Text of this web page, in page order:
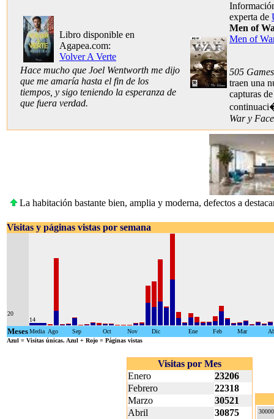
Libro disponible en
Agapea.com:
Volver A Verte
Hace mucho que Joel Wentworth me dijo
que me amaría hasta el fin de los
tiempos, y sigo teniendo la esperanza de
que fuera verdad.
experta de
Men of
Men of
505
traen una
capturas
War y
La habitación bastante bien, amplia y moderna, defectos a
Visitas y páginas vistas por semana
20
14
MesesMedia Ago Sep Oct Nov Dic Ene Feb Mar
Azul = Visitas únicas. Azul + Rojo = Páginas vistas
Visitas por Mes
Enero
23206
Febrero
22318
Marzo
30521
Abril
30875
30000